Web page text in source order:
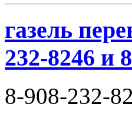
газель
232-8246 и
8-908-232-